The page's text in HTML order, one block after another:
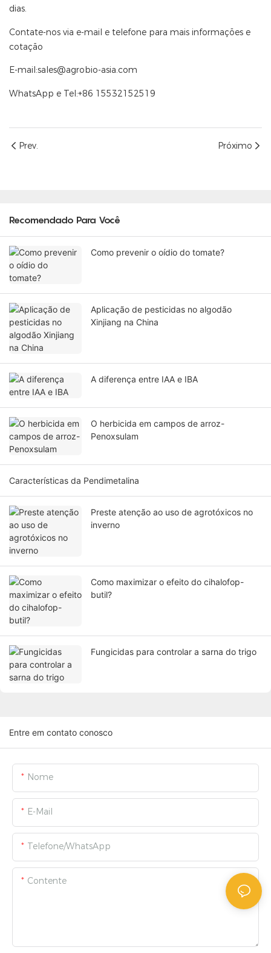
dias.
Contate-nos via e-mail e telefone para mais informações e
cotação
E-mail:sales@agrobio-asia.com
WhatsApp e Tel:+86 15532152519
Prev. Próximo
Recomendado Para Você
Como prevenir o oídio do tomate?
Aplicação de pesticidas no algodão
Xinjiang na China
A diferença entre IAA e IBA
O herbicida em campos de arroz-
Penoxsulam
Características da Pendimetalina
Preste atenção ao uso de agrotóxicos no
inverno
Como maximizar o efeito do cihalofop-
butil?
Fungicidas para controlar a sarna do trigo
Entre em contato conosco
Nome
E-Mail
Telefone/WhatsApp
Contente